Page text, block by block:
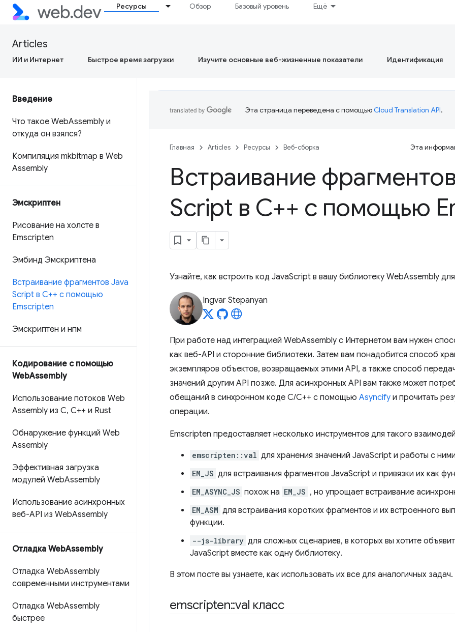
Ресурсы Обзор Базовый уровень Ещё
Articles
ИИ и Интернет Быстрое время загрузки Изучите основные веб-жизненные показатели Идентификация
Введение
Что такое WebAssembly и
откуда он взялся?
Компиляция mkbitmap в Web
Assembly
Эмскриптен
Рисование на холсте в
Emscripten
Эмбинд Эмскриптена
Встраивание фрагментов Java
Script в C++ с помощью
Emscripten
Эмскриптен и нпм
Кодирование с помощью
WebAssembly
Использование потоков Web
Assembly из C, C++ и Rust
Обнаружение функций Web
Assembly
Эффективная загрузка
модулей WebAssembly
Использование асинхронных
веб-API из WebAssembly
Отладка WebAssembly
Отладка WebAssembly
современными инструментами
Отладка WebAssembly
быстрее
Эта страница переведена с помощьюCloud Translation API.
Главная Articles Ресурсы Веб-сборка Эта
Встраивание
Script в C++ с помощью
Узнайте, как встроить код JavaScript в вашу библиотеку WebAssembly
Ingvar Stepanyan
При работе над интеграцией WebAssembly с Интернетом вам нужен
как веб-API и сторонние библиотеки. Затем вам понадобится способ
экземпляров объектов, возвращаемых этими API, а также способ
значений другим API позже. Для асинхронных API вам также может
обещаний в синхронном коде C/C++ с помощью Asyncify и прочитать
операции.
Emscripten предоставляет несколько инструментов для такого
emscripten::val для хранения значений JavaScript и работы с
EM_JS для встраивания фрагментов JavaScript и привязки их как
EM_ASYNC_JS похож на EM_JS , но упрощает встраивание
EM_ASM для встраивания коротких фрагментов и их встроенного
функции.
--js-library для сложных сценариев, в которых вы хотите
JavaScript вместе как одну библиотеку.
В этом посте вы узнаете, как использовать их все для аналогичных задач.
emscripten::val класс